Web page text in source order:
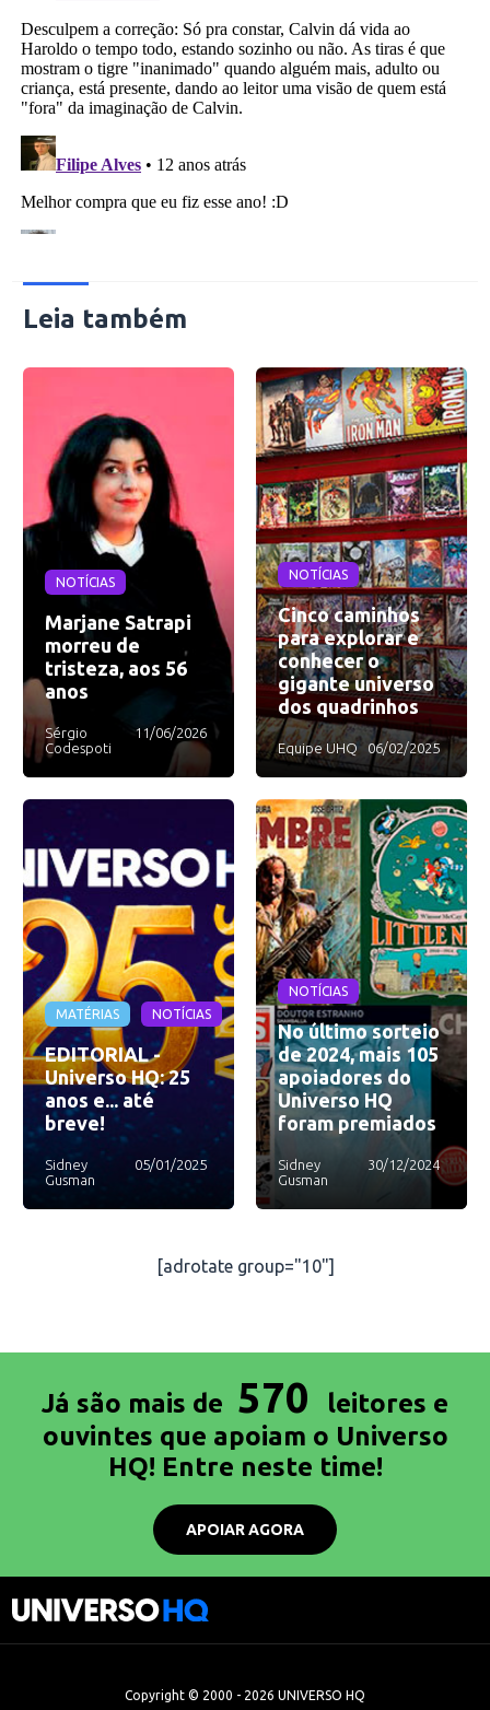
Leia também
NOTÍCIAS
Marjane Satrapi
morreu de
tristeza, aos 56
anos
Sérgio
Codespoti
11/06/2026
NOTÍCIAS
Cinco caminhos
para explorar e
conhecer o
gigante universo
dos quadrinhos
Equipe UHQ 06/02/2025
MATÉRIAS NOTÍCIAS
EDITORIAL -
Universo HQ: 25
anos e... até
breve!
Sidney
Gusman
05/01/2025
NOTÍCIAS
No último sorteio
de 2024, mais 105
apoiadores do
Universo HQ
foram premiados
Sidney
Gusman
30/12/2024
[adrotate group="10"]
Já são mais de 570
leitores e
ouvintes que apoiam o Universo
HQ! Entre neste time!
APOIAR AGORA
Copyright © 2000 - 2026 UNIVERSO HQ